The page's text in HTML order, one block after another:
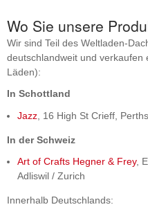
Wo Sie unsere
Wir sind Teil des Weltladen-
deutschlandweit und verkaufen
Läden):
In Schottland
Jazz , 16 High St Crieff,
In der Schweiz
Art of Crafts Hegner & Frey,
Adliswil / Zurich
Innerhalb Deutschlands: